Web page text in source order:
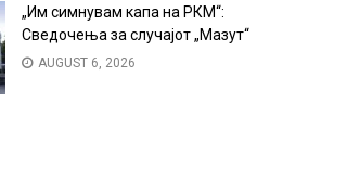
„Им симнувам капа на РКМ“:
Сведочења за случајот „Мазут“
AUGUST 6, 2026